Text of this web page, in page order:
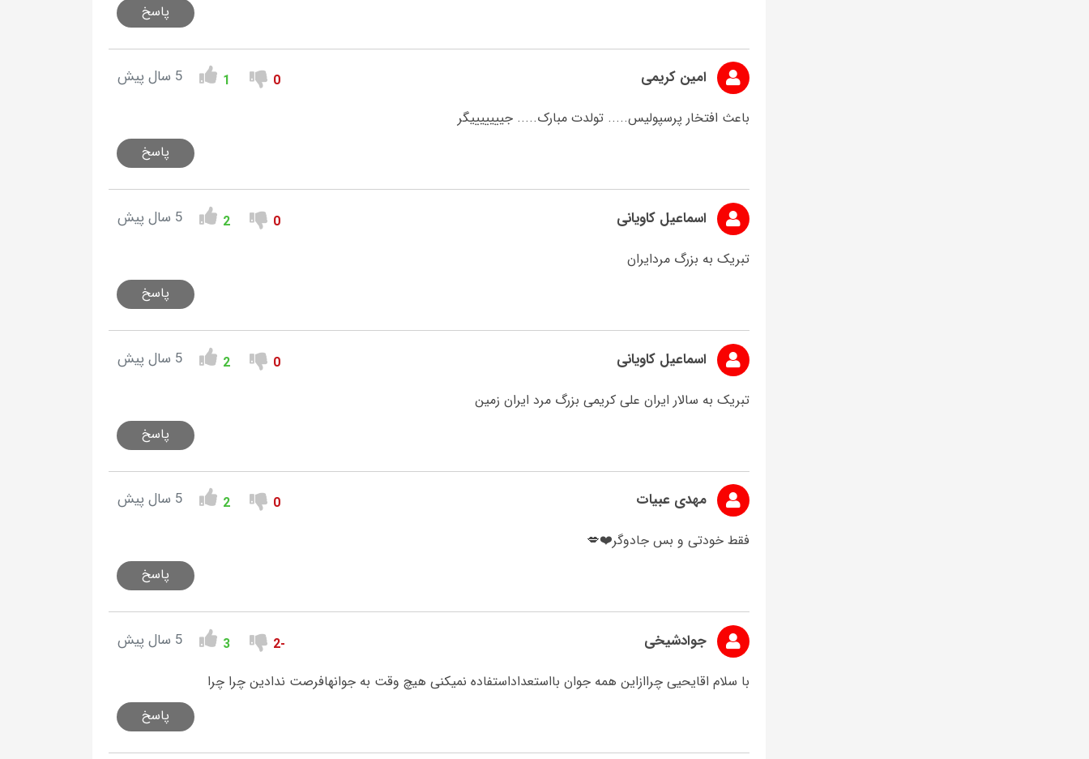
پاسخ
امین کریمی 0
1 5 سال پیش
باعث افتخار پرسپولیس..... تولدت مبارک..... جیییییییگر
پاسخ
اسماعیل کاویانی 0
2 5 سال پیش
تبریک به بزرگ مردایران
پاسخ
اسماعیل کاویانی 0
2 5 سال پیش
تبریک به سالار ایران علی کریمی بزرگ مرد ایران زمین
پاسخ
مهدی عبیات 0
2 5 سال پیش
فقط خودتی و بس جادوگر❤️💋
پاسخ
جوادشیخی -2
3 5 سال پیش
با سلام اقایحیی چراازاین همه جوان بااستعداداستفاده نمیکنی هیچ وقت به جوانهافرصت ندادین چرا چرا
پاسخ